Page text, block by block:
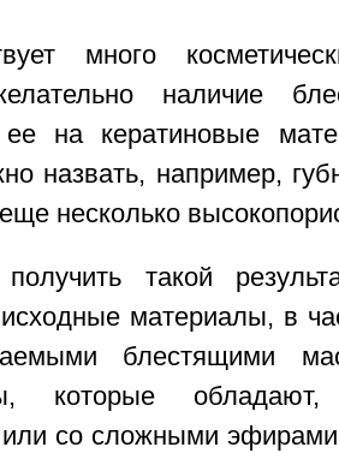
много
наличие
ее на кератиновые
назвать, например,
несколько
такой
материалы, в
блестящими
которые
или со сложными